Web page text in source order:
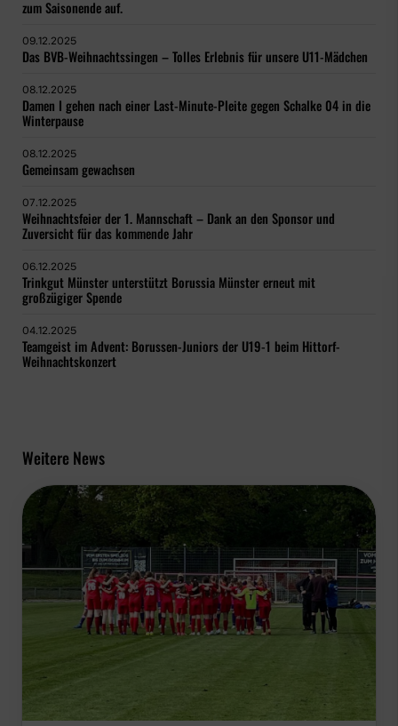
zum Saisonende auf.
09.12.2025
Das BVB-Weihnachtssingen – Tolles Erlebnis für unsere U11-Mädchen
08.12.2025
Damen I gehen nach einer Last-Minute-Pleite gegen Schalke 04 in die
Winterpause
08.12.2025
Gemeinsam gewachsen
07.12.2025
Weihnachtsfeier der 1. Mannschaft – Dank an den Sponsor und
Zuversicht für das kommende Jahr
06.12.2025
Trinkgut Münster unterstützt Borussia Münster erneut mit
großzügiger Spende
04.12.2025
Teamgeist im Advent: Borussen-Juniors der U19-1 beim Hittorf-
Weihnachtskonzert
Weitere News